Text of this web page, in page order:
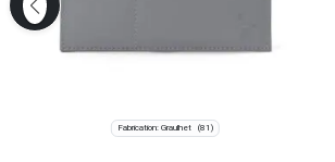
Fabrication: Graulhet (81)